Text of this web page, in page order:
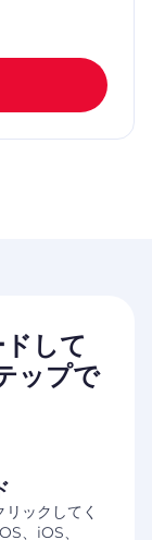
して
ップで
ックしてく
、iOS、